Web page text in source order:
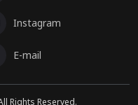
Instagram
E-mail
Rights Reserved.